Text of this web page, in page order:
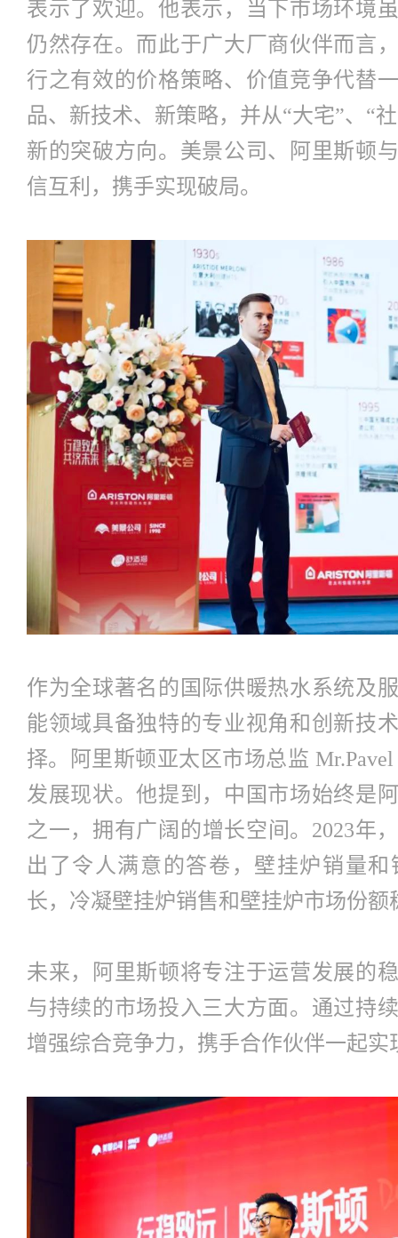
表示了欢迎。他表示，当下市场环境
仍然存在。而此于广大厂商伙伴而言
行之有效的价格策略、价值竞争代替
品、新技术、新策略，并从“大宅”、“
新的突破方向。美景公司、阿里斯顿
信互利，携手实现破局。
作为全球著名的国际供暖热水系统及
能领域具备独特的专业视角和创新技
择。阿里斯顿亚太区市场总监
发展现状。他提到，中国市场始终是
之一，拥有广阔的增长空间。2023年
出了令人满意的答卷，壁挂炉销量
长，冷凝壁挂炉销售和壁挂炉市场份额
未来，阿里斯顿将专注于运营发展的
与持续的市场投入三大方面。通过持
增强综合竞争力，携手合作伙伴一起实